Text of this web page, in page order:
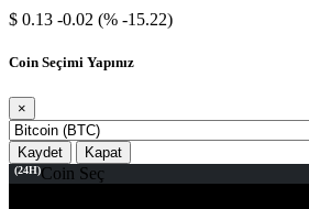
$ 0.13 -0.02 (% -15.22)
Coin Seçimi Yapınız
×
Kaydet Kapat
(24H)Coin Seç